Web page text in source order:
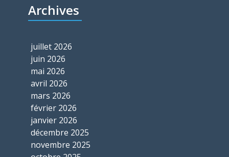
Archives
juillet 2026
juin 2026
mai 2026
avril 2026
mars 2026
février 2026
janvier 2026
décembre 2025
novembre 2025